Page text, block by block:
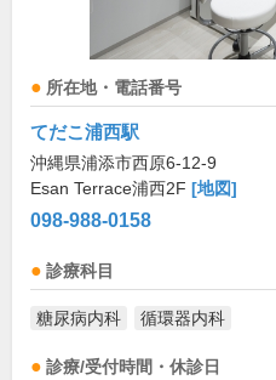
所在地・電話番号
てだこ浦西駅
沖縄県浦添市西原6-12-9
Esan Terrace浦西2F [地図]
098-988-0158
診療科目
糖尿病内科 循環器内科
診療/受付時間・休診日